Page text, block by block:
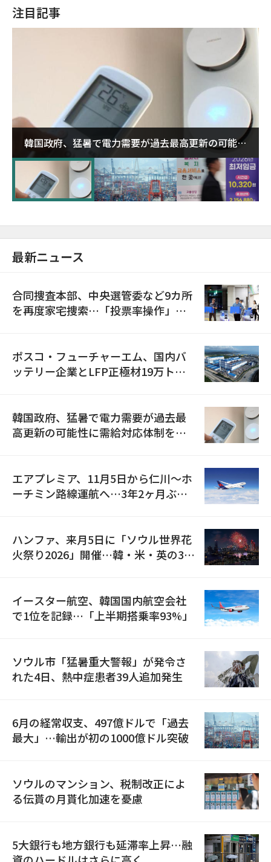
注目記事
韓国政府、猛暑で電力需要が過去最高更新の可能性
に需給対応体制を点検
最新ニュース
合同捜査本部、中央選管委など9カ所
を再度家宅捜索…「投票率操作」の
ポスコ・フューチャーエム、国内バ
ッテリー企業とLFP正極材19万トン
韓国政府、猛暑で電力需要が過去最
高更新の可能性に需給対応体制を点
エアプレミア、11月5日から仁川〜ホ
ーチミン路線運航へ…3年2ヶ月ぶり
ハンファ、来月5日に「ソウル世界花
火祭り2026」開催…韓・米・英の3カ
イースター航空、韓国国内航空会社
で1位を記録…「上半期搭乗率93%」
ソウル市「猛暑重大警報」が発令さ
れた4日、熱中症患者39人追加発生
6月の経常収支、497億ドルで「過去
最大」…輸出が初の1000億ドル突破
ソウルのマンション、税制改正によ
る伝貰の月貰化加速を憂慮
5大銀行も地方銀行も延滞率上昇…融